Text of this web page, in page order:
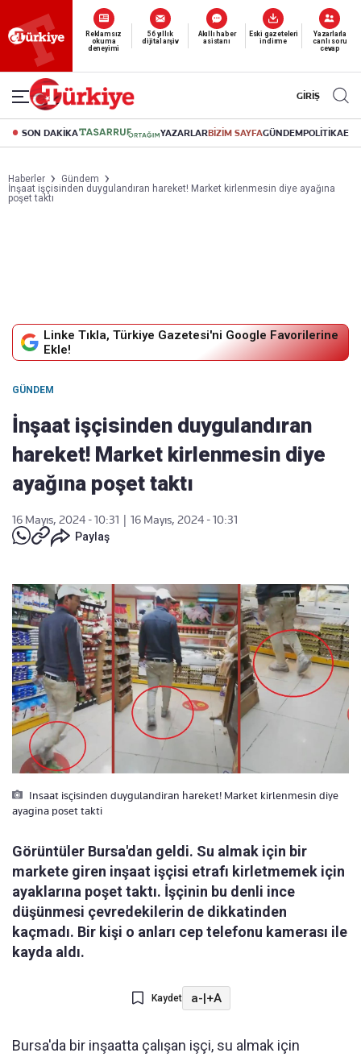
Yeni nesil dijital
abonelik 19 TL’den başlayan fiyatlarla.
GİRİŞ
SON DAKİKA YAZARLARBİZİM SAYFAGÜNDEMPOLİTİKA
Haberler
Gündem
İnşaat işçisinden duygulandıran hareket! Market kirlenmesin diye ayağına
poşet taktı
Linke Tıkla, Türkiye Gazetesi'ni Google Favorilerine
Ekle!
GÜNDEM
İnşaat işçisinden duygulandıran
hareket! Market kirlenmesin diye
ayağına poşet taktı
16 Mayıs, 2024 - 10:31
16 Mayıs, 2024 - 10:31
Paylaş
Insaat isçisinden duygulandiran hareket! Market kirlenmesin diye
ayagina poset takti
Görüntüler Bursa'dan geldi. Su almak için bir
markete giren inşaat işçisi etrafı kirletmemek için
ayaklarına poşet taktı. İşçinin bu denli ince
düşünmesi çevredekilerin de dikkatinden
kaçmadı. Bir kişi o anları cep telefonu kamerası ile
kayda aldı.
Kaydet a-|+A
Bursa'da bir inşaatta çalışan işçi, su almak için